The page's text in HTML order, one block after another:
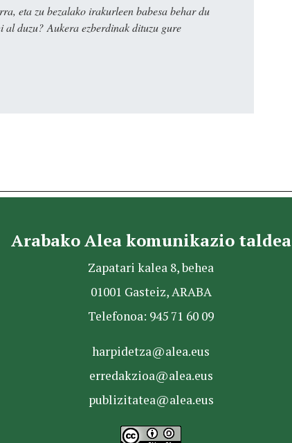
eta zu bezalako irakurleen babesa behar du
duzu? Aukera ezberdinak dituzu gure
Arabako Alea komunikazio taldea
Zapatari kalea 8, behea
01001 Gasteiz, ARABA
Telefonoa: 945 71 60 09
harpidetza@alea.eus
erredakzioa@alea.eus
publizitatea@alea.eus